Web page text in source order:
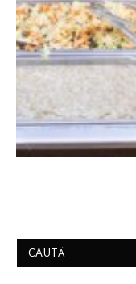
CAUTĂ